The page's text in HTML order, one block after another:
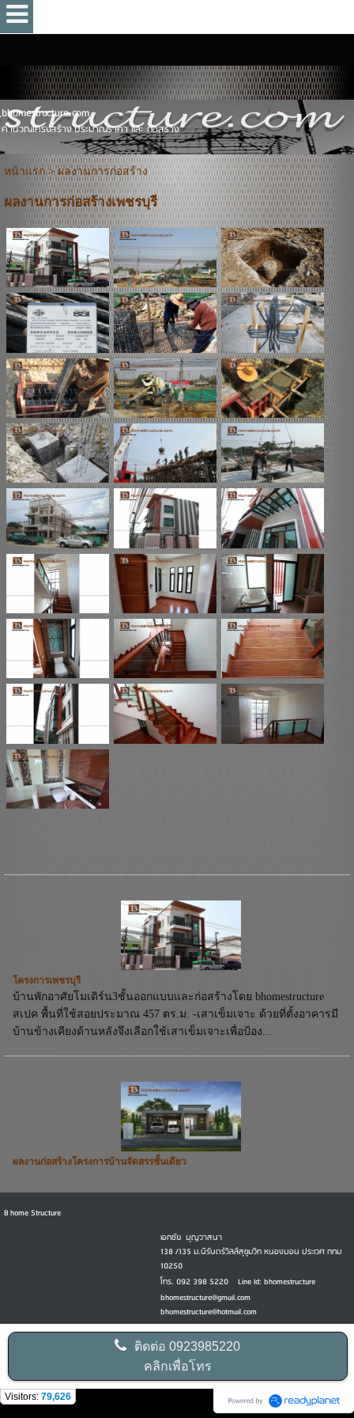
bhomestructure.com
คำนวณโครงสร้าง ประมาณราคา และ ก่อสร้าง
หน้าแรก>ผลงานการก่อสร้าง
ผลงานการก่อสร้างเพชรบุรี
โครงการเพชรบุรี
บ้านพักอาศัยโมเดิร์น3ชั้นออกแบบและก่อสร้างโดย bhomestructure
สเปค พื้นที่ใช้สอยประมาณ 457 ตร.ม. -เสาเข็มเจาะ ด้วยที่ตั้งอาคารมี
บ้านข้างเคียงด้านหลังจึงเลือกใช้เสาเข็มเจาะเพื่อป้อง...
ผลงานก่อสร้างโครงการบ้านจัดสรรชั้นเดียว
B home Structure
เอกชัย บุญวาสนา
138 /135 ม.นิรันดร์วิลล์สุขุมวิท หนองบอน ประเวศ กทม
10250
โทร. 092 398 5220 Line Id: bhomestructure
bhomestructure@gmail.com
bhomestructure@hotmail.com
ติดต่อ0923985220
คลิกเพื่อโทร
Visitors: 79,626